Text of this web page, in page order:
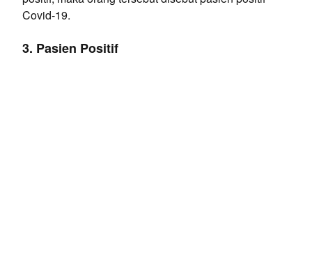
Covid-19.
3. Pasien Positif